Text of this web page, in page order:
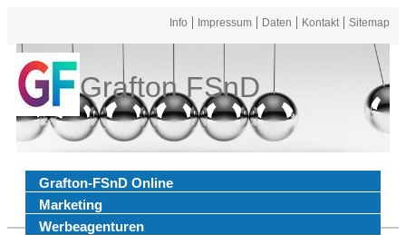
Info Impressum Daten Kontakt Sitemap
Grafton FSnD
Grafton-FSnD Online
Marketing
Werbeagenturen